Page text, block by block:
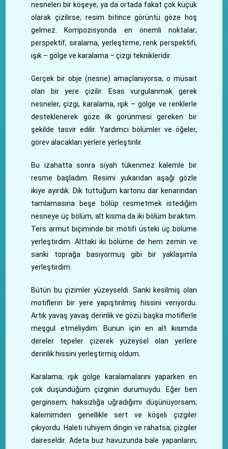
nesneleri bir köşeye, ya da ortada fakat çok küçük
olarak çizilirse; resim bitince görüntü göze hoş
gelmez. Kompozisyonda en önemli noktalar;
perspektif, sıralama, yerleştirme, renk perspektifi,
ışık – gölge ve karalama – çizgi teknikleridir.
Gerçek bir obje (nesne) amaçlanıyorsa; o müsait
olan bir yere çizilir. Esas vurgulanmak gerek
nesneler, çizgi, karalama, ışık – gölge ve renklerle
desteklenerek göze ilk görünmesi gereken bir
şekilde tasvir edilir. Yardımcı bölümler ve öğeler,
görev alacakları yerlere yerleştirilir.
Bu izahatta sonra siyah tükenmez kalemle bir
resme başladım. Resimi yukarıdan aşağı gözle
ikiye ayırdık. Dik tuttuğum kartonu dar kenarından
tamlamasına beşe bölüp resmetmek istediğim
nesneye üç bölüm, alt kısma da iki bölüm bıraktım.
Ters armut biçiminde bir motifi üsteki üç bölüme
yerleştirdim. Alttaki iki bölüme de hem zemin ve
sanki toprağa basıyormuş gibi bir yaklaşımla
yerleştirdim.
Bütün bu çizimler yüzeyseldi. Sanki kesilmiş olan
motiflerin bir yere yapıştırılmış hissini veriyordu.
Artık yavaş yavaş derinlik ve gözü başka motiflerle
meşgul etmeliydim. Bunun için en alt kısımda
dereler tepeler çizerek yüzeysel olan yerlere
derinlik hissini yerleştirmiş oldum.
Karalama; ışık gölge karalamalarını yaparken en
çok düşündüğüm çizginin durumuydu. Eğer ben
gerginsem; haksızlığa uğradığımı düşünüyorsam;
kalemimden genellikle sert ve köşeli çizgiler
çıkıyordu. Haleti ruhiyem dingin ve rahatsa; çizgiler
daireseldir. Adeta buz havuzunda bale yapanların;